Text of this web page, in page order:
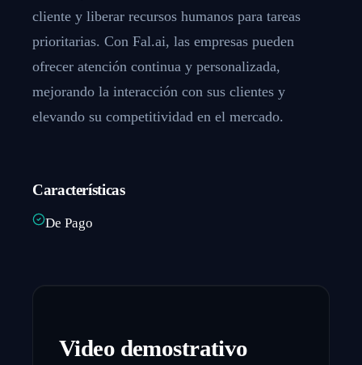
cliente y liberar recursos humanos para tareas
prioritarias. Con Fal.ai, las empresas pueden
ofrecer atención continua y personalizada,
mejorando la interacción con sus clientes y
elevando su competitividad en el mercado.
Características
De Pago
Video demostrativo